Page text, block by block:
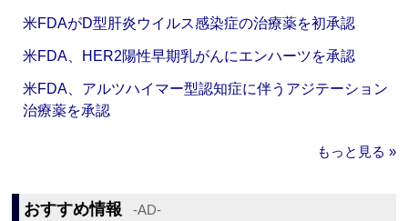
米FDAがD型肝炎ウイルス感染症の治療薬を初承認
米FDA、HER2陽性早期乳がんにエンハーツを承認
米FDA、アルツハイマー型認知症に伴うアジテーション
治療薬を承認
もっと見る »
おすすめ情報 ‐AD‐